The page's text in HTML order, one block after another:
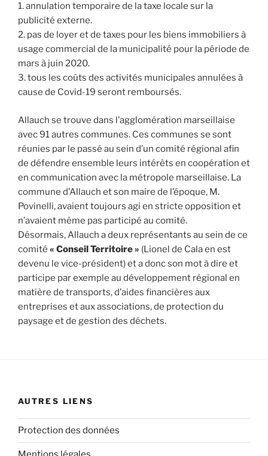
1. annulation temporaire de la taxe locale sur la
publicité externe.
2. pas de loyer et de taxes pour les biens immobiliers à
usage commercial de la municipalité pour la période de
mars à juin 2020.
3. tous les coûts des activités municipales annulées à
cause de Covid-19 seront remboursés.
Allauch se trouve dans l’agglomération marseillaise
avec 91 autres communes. Ces communes se sont
réunies par le passé au sein d’un comité régional afin
de défendre ensemble leurs intérêts en coopération et
en communication avec la métropole marseillaise. La
commune d’Allauch et son maire de l’époque, M.
Povinelli, avaient toujours agi en stricte opposition et
n’avaient même pas participé au comité.
Désormais, Allauch a deux représentants au sein de ce
comité « Conseil Territoire » (Lionel de Cala en est
devenu le vice-président) et a donc son mot à dire et
participe par exemple au développement régional en
matière de transports, d’aides financières aux
entreprises et aux associations, de protection du
paysage et de gestion des déchets.
AUTRES LIENS
Protection des données